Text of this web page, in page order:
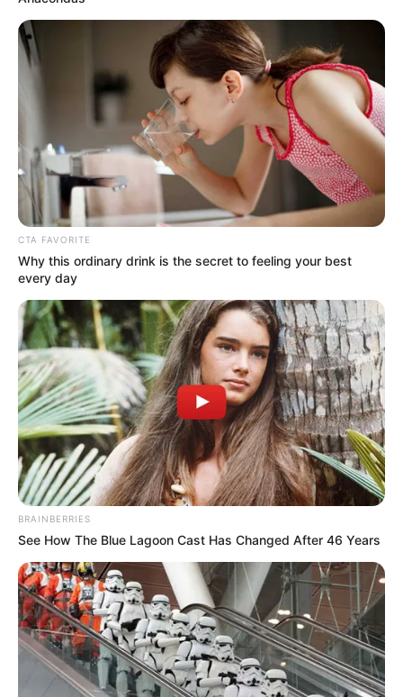
ΔΙΕΘΝΗ ΣΗΜΑΝΤΙΚΕΣ ΕΙΔΗΣΕΙΣ
ΙΣΡΑΗΛ – ΟΔΗΓΙΑ “HANNIBAL” – 07
ΟΚΤΩΒΡΙΟΥ 2023 – ΟΤΑΝ Ο ΙΣΡΑΗΛΙΝΟΣ
ΣΤΡΑΤΟΣ ΔΙΕΤΑΧΘΕΙ ΝΑ ΣΚΟΤΩΣΕΙ
ΙΣΡΑΗΛΙΝΟΥΣ
ΙΣΡΑΗΛ – ΟΔΗΓΙΑ “HANNIBAL” – 07 ΟΚΤΩΒΡΙΟΥ 2023 – ΟΤΑΝ
Ο ΙΣΡΑΗΛΙΝΟΣ ΣΤΡΑΤΟΣ ΔΙΕΤΑΧΘΕΙ ΝΑ ΣΚΟΤΩΣΕΙ
ΙΣΡΑΗΛΙΝΟΥΣ… Ο ισραηλινός στρατός διέταξε την εφαρμογή
της οδηγίας...
CTA FAVORITE
Why this ordinary drink is the secret to feeling your best
every day
BRAINBERRIES
See How The Blue Lagoon Cast Has Changed After 46 Years